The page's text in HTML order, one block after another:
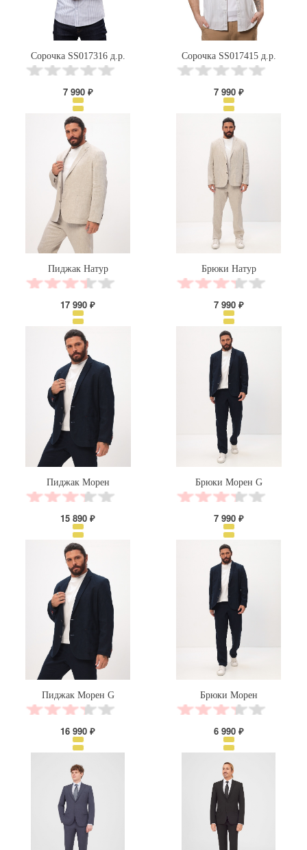
Сорочка SS017316 д.р.
7 990 ₽
Сорочка SS017415 д.р.
7 990 ₽
Пиджак Натур
17 990 ₽
Брюки Натур
7 990 ₽
Пиджак Морен
15 890 ₽
Брюки Морен G
7 990 ₽
Пиджак Морен G
16 990 ₽
Брюки Морен
6 990 ₽